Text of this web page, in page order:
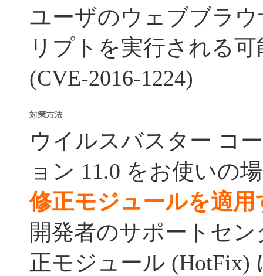
ユーザのウェブブラ
リプトを実行される
(CVE-2016-1224)
ウイルスバスター コ
ョン 11.0 をお使いの
修正モジュールを適用
開発者のサポートセ
正モジュール (HotFix)